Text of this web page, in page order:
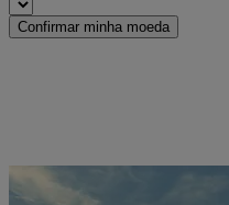
Confirmar minha moeda